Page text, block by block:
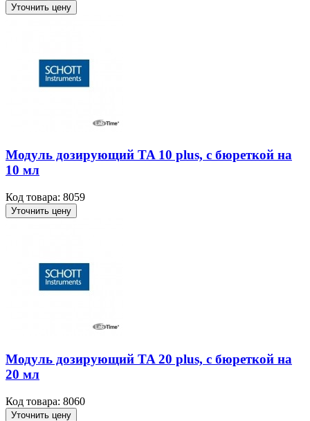
Уточнить цену
Модуль дозирующий TA 10 plus, с бюреткой на
10 мл
Код товара: 8059
Уточнить цену
Модуль дозирующий TA 20 plus, с бюреткой на
20 мл
Код товара: 8060
Уточнить цену